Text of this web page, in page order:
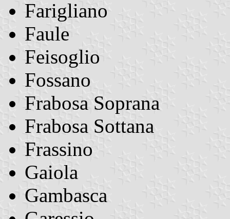
Farigliano
Faule
Feisoglio
Fossano
Frabosa Soprana
Frabosa Sottana
Frassino
Gaiola
Gambasca